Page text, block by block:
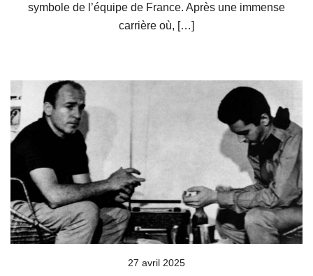
symbole de l’équipe de France. Après une immense
carrière où, […]
27 avril 2025